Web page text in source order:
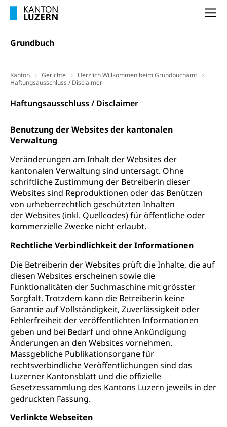
Grundbuch
Kanton Gerichte
Herzlich Willkommen beim Grundbuchamt
Haftungsausschluss / Disclaimer
Haftungsausschluss / Disclaimer
Benutzung der Websites der kantonalen
Verwaltung
Veränderungen am Inhalt der Websites der
kantonalen Verwaltung sind untersagt. Ohne
schriftliche Zustimmung der Betreiberin dieser
Websites sind Reproduktionen oder das Benützen
von urheberrechtlich geschützten Inhalten
der Websites (inkl. Quellcodes) für öffentliche oder
kommerzielle Zwecke nicht erlaubt.
Rechtliche Verbindlichkeit der Informationen
Die Betreiberin der Websites prüft die Inhalte, die auf
diesen Websites erscheinen sowie die
Funktionalitäten der Suchmaschine mit grösster
Sorgfalt. Trotzdem kann die Betreiberin keine
Garantie auf Vollständigkeit, Zuverlässigkeit oder
Fehlerfreiheit der veröffentlichten Informationen
geben und bei Bedarf und ohne Ankündigung
Änderungen an den Websites vornehmen.
Massgebliche Publikationsorgane für
rechtsverbindliche Veröffentlichungen sind das
Luzerner Kantonsblatt und die offizielle
Gesetzessammlung des Kantons Luzern jeweils in der
gedruckten Fassung.
Verlinkte Webseiten
Grundbuchplan mit Eigentümerabfrage
Luftreinhaltung, Luftverschmutzung, Klimaschutz,
Atmosphäre, Luft, Klima (Geoportal)
Raumplanung
Raumplan, Nutzungsplan
Richtplanung Kanton Luzern (ARE)